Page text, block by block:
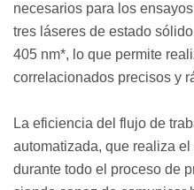
necesarios para los
tres láseres de estado
405 nm*, lo que permite
correlacionados precisos y
La eficiencia del flujo de
automatizada, que realiza
durante todo el proceso de